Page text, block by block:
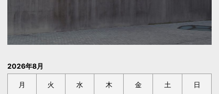
2026年8月
月 火 水 木 金 土 日